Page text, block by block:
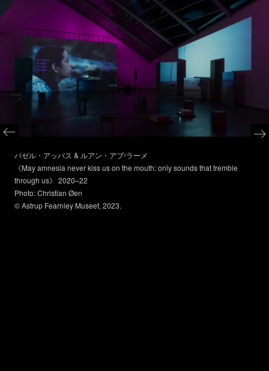
バゼル・アッバス & ルアン・アブ⹀ラーメ
《May amnesia never kiss us on the mouth: only sounds that tremble
through us》 2020–22
Photo: Christian Øen
© Astrup Fearnley Museet, 2023.